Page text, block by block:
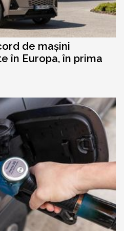
de mașini
în Europa, în prima